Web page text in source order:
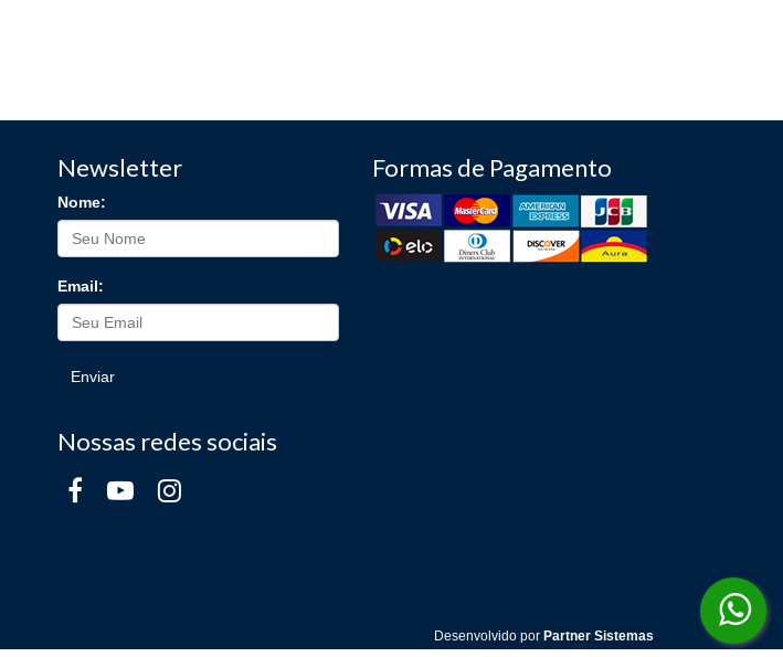
Newsletter
Nome:
Email:
Enviar
Nossas redes sociais
Formas de Pagamento
Desenvolvido por Partner Sistemas